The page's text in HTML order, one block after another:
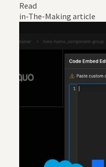
Read
in-The-Making article